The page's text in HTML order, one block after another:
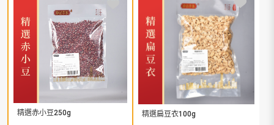
精選赤小豆250g 精選扁豆衣100g